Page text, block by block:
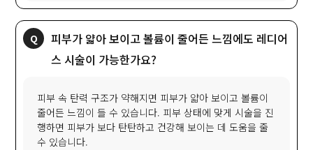
피부가 얇아 보이고 볼륨이 줄어든 느낌에도 레디어
스 시술이 가능한가요?
피부 속 탄력 구조가 약해지면 피부가 얇아 보이고 볼륨이
줄어든 느낌이 들 수 있습니다. 피부 상태에 맞게 시술을 진
행하면 피부가 보다 탄탄하고 건강해 보이는 데 도움을 줄
수 있습니다.